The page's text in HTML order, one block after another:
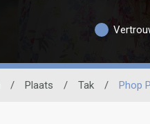
/ Plaats / Tak / Phop